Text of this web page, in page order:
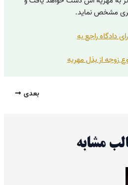
مشخص نماید.
دادگاه راجع به
زوجه از بذل مهریه
بعدی
مشابه